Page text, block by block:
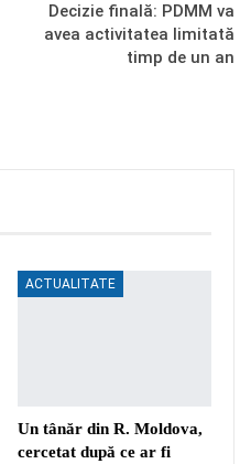
Decizie finală: PDMM va
avea activitatea limitată
timp de un an
ACTUALITATE
Un tânăr din R. Moldova,
cercetat după ce ar fi